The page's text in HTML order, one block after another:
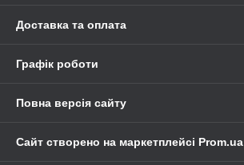
Доставка та оплата
Графік роботи
Повна версія сайту
Сайт створено на маркетплейсі Prom.ua